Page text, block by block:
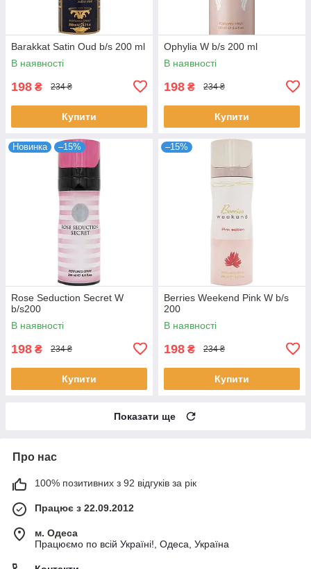
Barakkat Satin Oud b/s 200 ml
В наявності
198 ₴ 234 ₴
Купити
Ophylia W b/s 200 ml
В наявності
198 ₴ 234 ₴
Купити
Новинка –15%
Rose Seduction Secret W
b/s200
В наявності
198 ₴ 234 ₴
Купити
–15%
Berries Weekend Pink W b/s
200
В наявності
198 ₴ 234 ₴
Купити
Показати ще
Про нас
100% позитивних з 92 відгуків за рік
Працює з 22.09.2012
м. Одеса
Працюємо по всій Україні!, Одеса, Україна